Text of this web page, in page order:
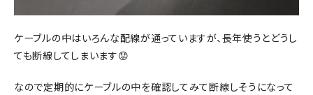
ケーブルの中はいろんな配線が通っていますが、長年使うとどうし
ても断線してしまいます😟
なので定期的にケーブルの中を確認してみて断線しそうになって